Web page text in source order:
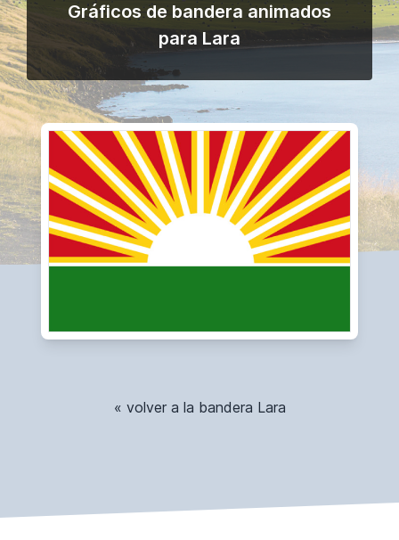
Gráficos de bandera animados
para Lara
« volver a la bandera Lara